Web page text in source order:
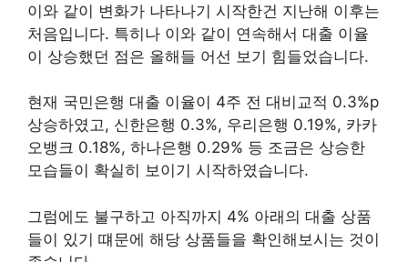
이와 같이 변화가 나타나기 시작한건 지난해 이후는
처음입니다. 특히나 이와 같이 연속해서 대출 이율
이 상승했던 점은 올해들 어선 보기 힘들었습니다.
현재 국민은행 대출 이율이 4주 전 대비교적 0.3%p
상승하였고, 신한은행 0.3%, 우리은행 0.19%, 카카
오뱅크 0.18%, 하나은행 0.29% 등 조금은 상승한
모습들이 확실히 보이기 시작하였습니다.
그럼에도 불구하고 아직까지 4% 아래의 대출 상품
들이 있기 떄문에 해당 상품들을 확인해보시는 것이